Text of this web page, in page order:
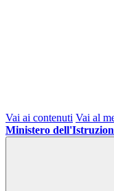
Vai ai contenuti Vai al
Ministero